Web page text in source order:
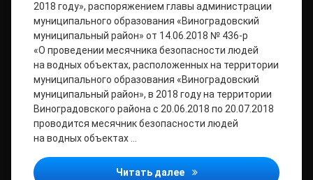
2018 году», распоряжением главы администрации
муниципального образования «Виноградовский
муниципальный район» от 14.06.2018 № 436-р
«О проведении месячника безопасности людей
на водных объектах, расположенных на территории
муниципального образования «Виноградовский
муниципальный район», в 2018 году на территории
Виноградовского района с 20.06.2018 по 20.07.2018
проводится месячник безопасности людей
на водных объектах …
Читать далее Месячник